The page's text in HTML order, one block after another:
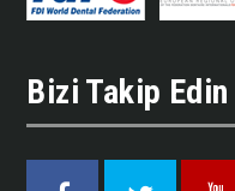
Bizi Takip Edin
Facebook Twitter Youtube